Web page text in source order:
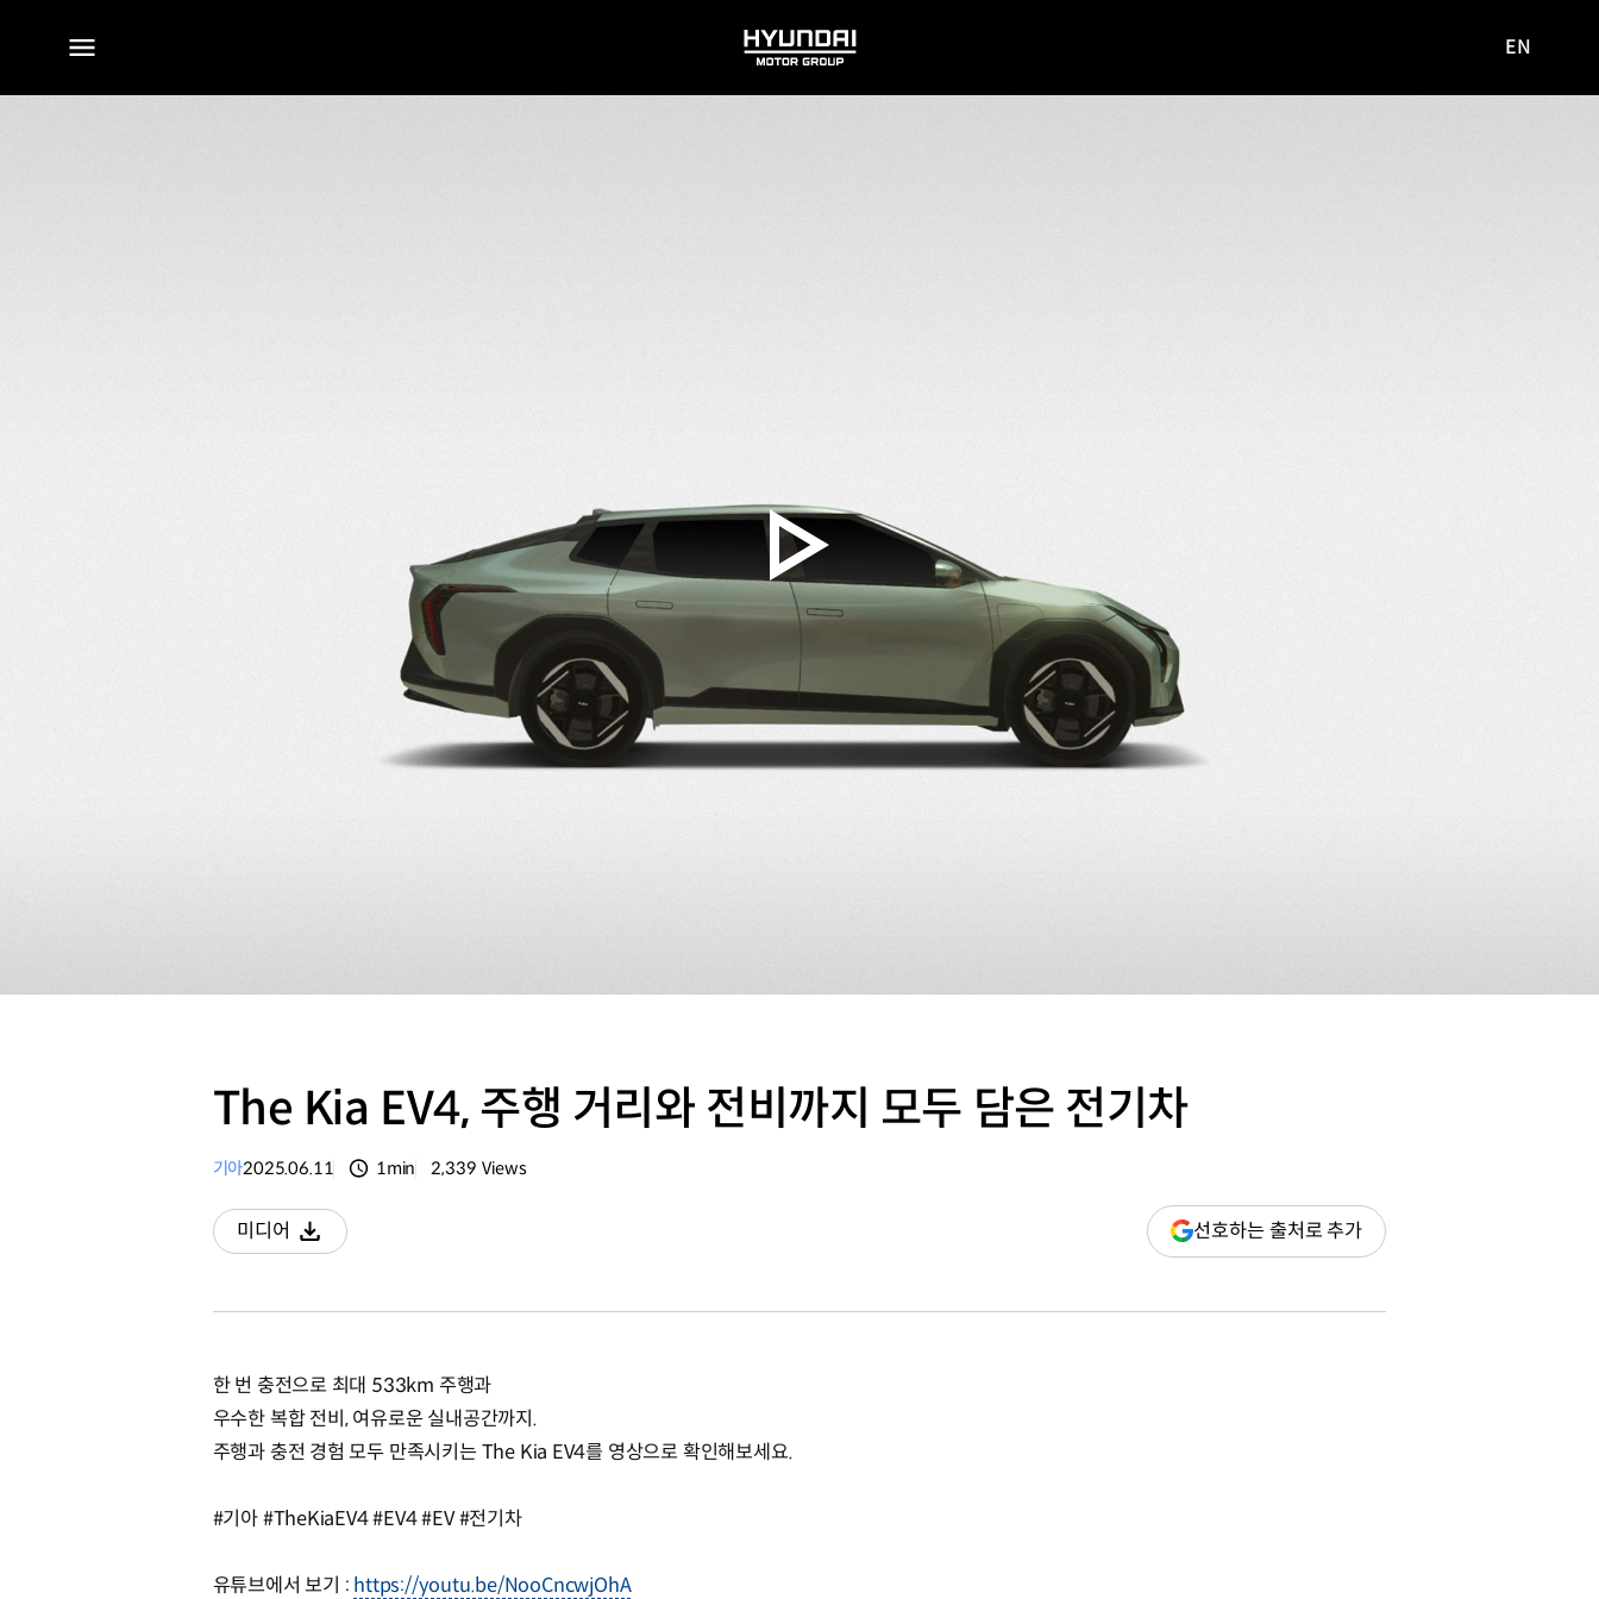
전체
HYUNDAI
MOTOR
사이트로
EN
The Kia EV4, 주행 거리와 전비까지 모두 담은 전기차
기아2025.06.11 1min 2,339 Views
미디어
다운로드
선호하는 출처로 추가(새
창
한 번 충전으로 최대 533km 주행과
우수한 복합 전비, 여유로운 실내공간까지.
주행과 충전 경험 모두 만족시키는 The Kia EV4를 영상으로 확인해보세요.
#기아 #TheKiaEV4 #EV4 #EV #전기차
유튜브에서 보기 : https://youtu.be/NooCncwjOhA